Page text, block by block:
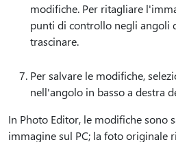
modifiche. Per ritagliare
punti di controllo negli angoli
trascinare.
Per salvare le modifiche,
nell'angolo in basso a destra
In Photo Editor, le modifiche sono
immagine sul PC; la foto originale